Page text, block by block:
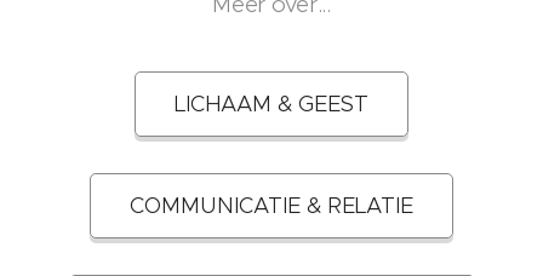
LICHAAM & GEEST
COMMUNICATIE & RELATIE